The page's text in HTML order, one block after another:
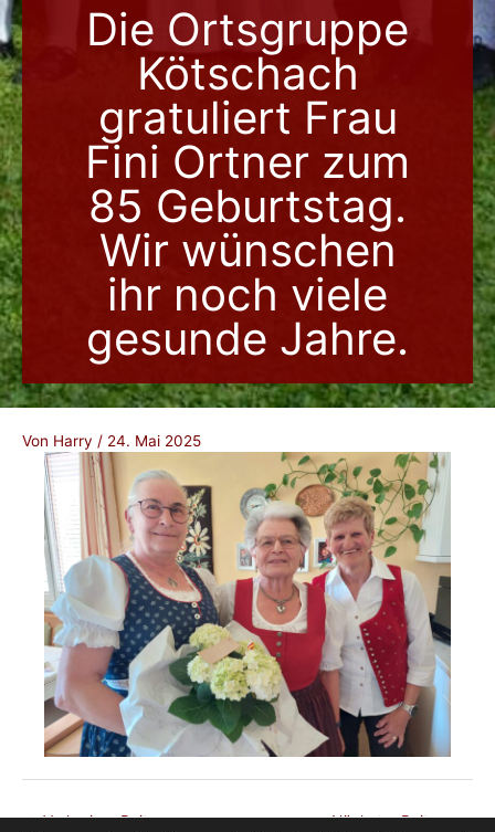
Die Ortsgruppe
Kötschach
gratuliert Frau
Fini Ortner zum
85 Geburtstag.
Wir wünschen
ihr noch viele
gesunde Jahre.
Von Harry / 24. Mai 2025
Post
←Vorheriger Beitrag Nächster Beitrag→